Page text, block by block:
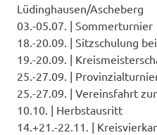
Lüdinghausen/Ascheberg
03.-05.07. | Sommerturnier
18.-20.09. | Sitzschulung
19.-20.09. |
25.-27.09. |
25.-27.09. | Vereinsfahrt
10.10. | Herbstausritt
14.+21.-22.11. |